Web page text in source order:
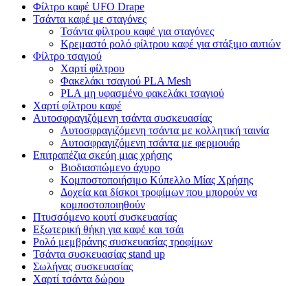
Φίλτρο καφέ UFO Drape
Τσάντα καφέ με σταγόνες
Τσάντα φίλτρου καφέ για σταγόνες
Κρεμαστό ρολό φίλτρου καφέ για στάξιμο αυτιών
Φίλτρο τσαγιού
Χαρτί φίλτρου
Φακελάκι τσαγιού PLA Mesh
PLA μη υφασμένο φακελάκι τσαγιού
Χαρτί φίλτρου καφέ
Αυτοσφραγιζόμενη τσάντα συσκευασίας
Αυτοσφραγιζόμενη τσάντα με κολλητική ταινία
Αυτοσφραγιζόμενη τσάντα με φερμουάρ
Επιτραπέζια σκεύη μιας χρήσης
Βιοδιασπώμενο άχυρο
Κομποστοποιήσιμο Κύπελλο Μίας Χρήσης
Δοχεία και δίσκοι τροφίμων που μπορούν να
κομποστοποιηθούν
Πτυσσόμενο κουτί συσκευασίας
Εξωτερική θήκη για καφέ και τσάι
Ρολό μεμβράνης συσκευασίας τροφίμων
Τσάντα συσκευασίας stand up
Σωλήνας συσκευασίας
Χαρτί τσάντα δώρου